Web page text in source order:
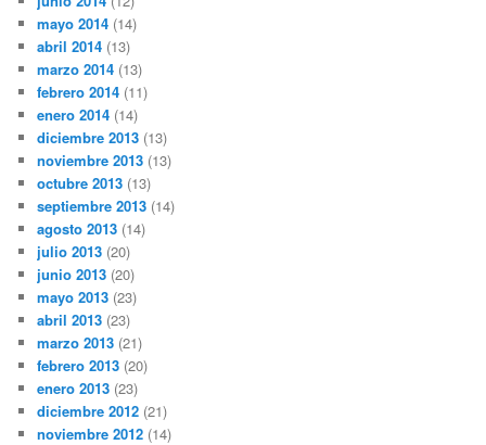
mayo 2014 (14)
abril 2014 (13)
marzo 2014 (13)
febrero 2014 (11)
enero 2014 (14)
diciembre 2013 (13)
noviembre 2013 (13)
octubre 2013 (13)
septiembre 2013 (14)
agosto 2013 (14)
julio 2013 (20)
junio 2013 (20)
mayo 2013 (23)
abril 2013 (23)
marzo 2013 (21)
febrero 2013 (20)
enero 2013 (23)
diciembre 2012 (21)
noviembre 2012 (14)